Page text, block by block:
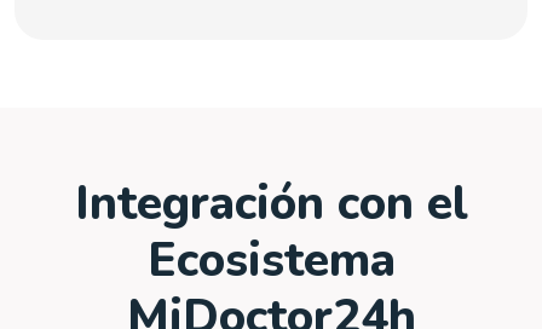
Integración con el
Ecosistema